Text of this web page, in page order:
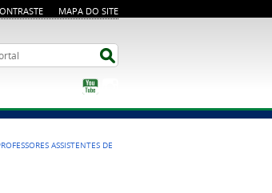
MAPA DO SITE
ASSISTENTES DE